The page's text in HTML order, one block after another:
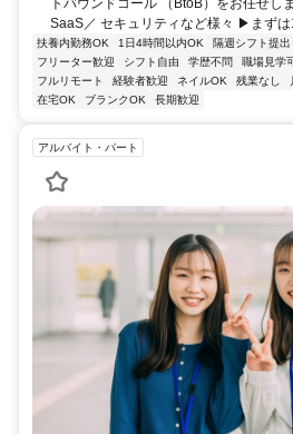
トバウンドコール （BtoB）をお任せ
SaaS／ セキュリティなど様々 ▶まず
扶養内勤務OK 1日4時間以内OK 隔週シフト提出
フリーター歓迎
シフト自由 学歴不問 職場見学
フルリモート
経験者歓迎 ネイルOK 残業なし
在宅OK
ブランクOK 長期歓迎
アルバイト・パート